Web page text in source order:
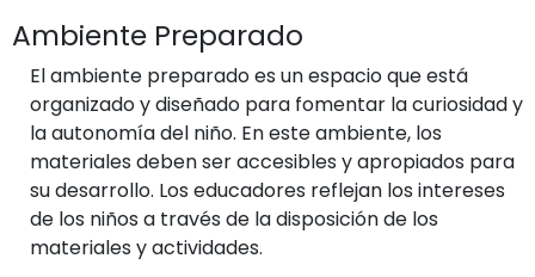
Ambiente Preparado
El ambiente preparado es un espacio que está
organizado y diseñado para fomentar la curiosidad y
la autonomía del niño. En este ambiente, los
materiales deben ser accesibles y apropiados para
su desarrollo. Los educadores reflejan los intereses
de los niños a través de la disposición de los
materiales y actividades.